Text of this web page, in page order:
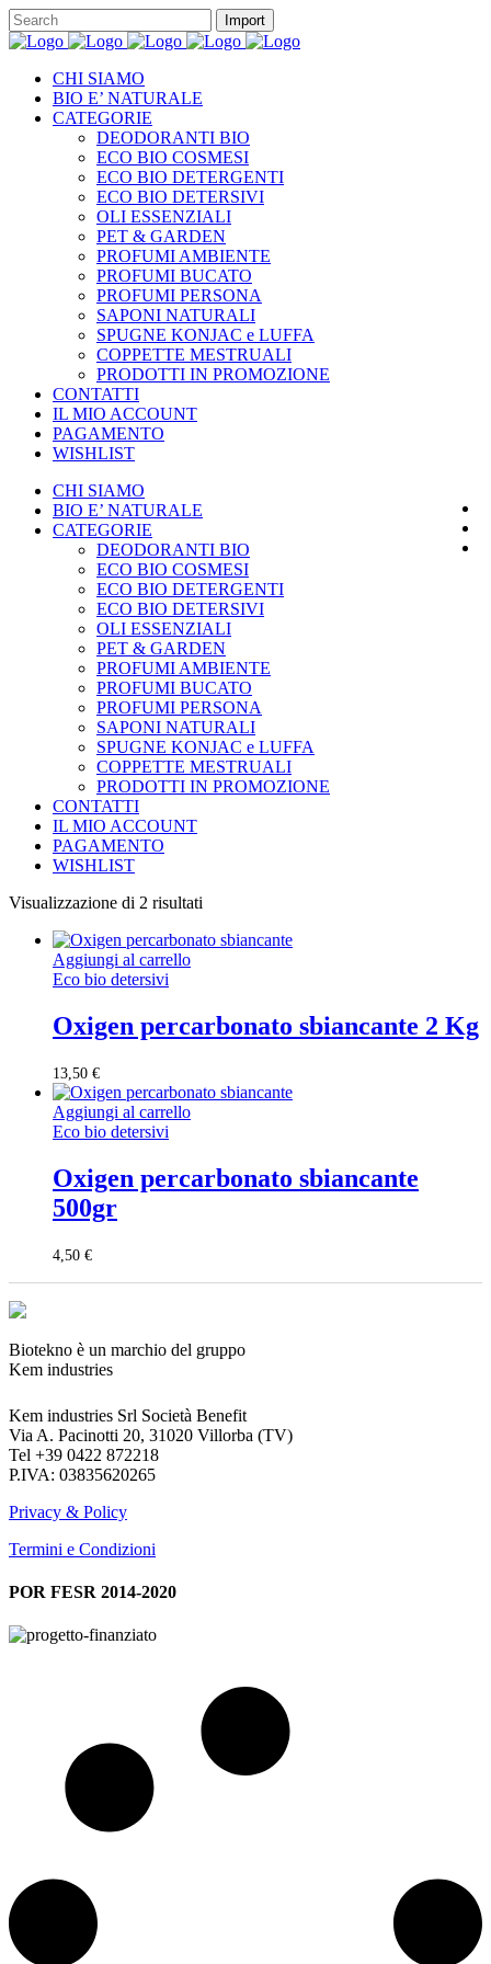
CHI SIAMO
BIO E’ NATURALE
CATEGORIE
DEODORANTI BIO
ECO BIO COSMESI
ECO BIO DETERGENTI
ECO BIO DETERSIVI
OLI ESSENZIALI
PET & GARDEN
PROFUMI AMBIENTE
PROFUMI BUCATO
PROFUMI PERSONA
SAPONI NATURALI
SPUGNE KONJAC e LUFFA
COPPETTE MESTRUALI
PRODOTTI IN PROMOZIONE
CONTATTI
IL MIO ACCOUNT
PAGAMENTO
WISHLIST
CHI SIAMO
BIO E’ NATURALE
CATEGORIE
DEODORANTI BIO
ECO BIO COSMESI
ECO BIO DETERGENTI
ECO BIO DETERSIVI
OLI ESSENZIALI
PET & GARDEN
PROFUMI AMBIENTE
PROFUMI BUCATO
PROFUMI PERSONA
SAPONI NATURALI
SPUGNE KONJAC e LUFFA
COPPETTE MESTRUALI
PRODOTTI IN PROMOZIONE
CONTATTI
IL MIO ACCOUNT
PAGAMENTO
WISHLIST
Visualizzazione di 2 risultati
Aggiungi al carrello
Eco bio detersivi
Oxigen percarbonato sbiancante 2 Kg
13,50 €
Aggiungi al carrello
Eco bio detersivi
Oxigen percarbonato sbiancante
500gr
4,50 €
Biotekno è un marchio del gruppo
Kem industries
Kem industries Srl Società Benefit
Via A. Pacinotti 20, 31020 Villorba (TV)
Tel +39 0422 872218
P.IVA: 03835620265
Privacy & Policy
Termini e Condizioni
POR FESR 2014-2020